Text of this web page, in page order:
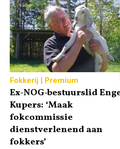
Fokkerij | Premium
Ex-NOG-bestuurslid
Kupers: ‘Maak
fokcommissie
dienstverlenend aan
fokkers’